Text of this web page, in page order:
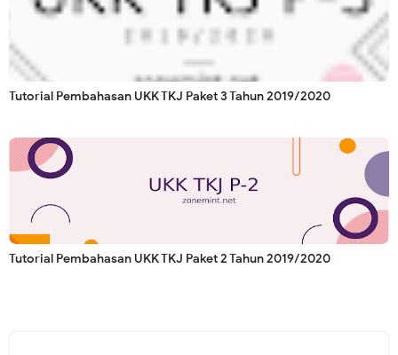
Tutorial Pembahasan UKK TKJ Paket 3 Tahun 2019/2020
Tutorial Pembahasan UKK TKJ Paket 2 Tahun 2019/2020